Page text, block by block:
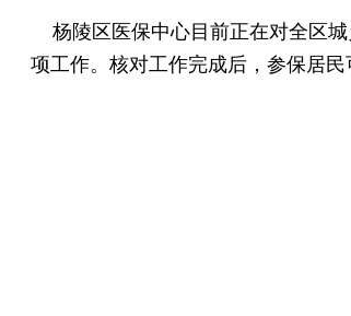
杨陵区医保中心目前正在对全区
项工作。核对工作完成后，参保居民